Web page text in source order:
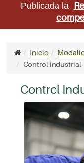
Publicada la
Inicio
Control industrial
Control